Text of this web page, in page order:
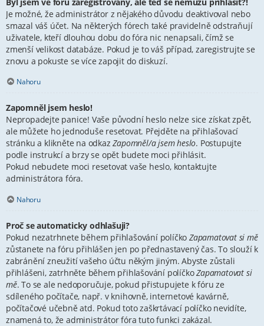
Je možné, že administrátor z nějakého důvodu deaktivoval nebo
smazal váš účet. Na některých fórech také pravidelně odstraňují
uživatele, kteří dlouhou dobu do fóra nic nenapsali, čímž se
zmenší velikost databáze. Pokud je to váš případ, zaregistrujte se
znovu a pokuste se více zapojit do diskuzí.
Nahoru
Zapomněl jsem heslo!
Nepropadejte panice! Vaše původní heslo nelze sice získat zpět,
ale můžete ho jednoduše resetovat. Přejděte na přihlašovací
stránku a klikněte na odkazZapomněl/a jsem heslo. Postupujte
podle instrukcí a brzy se opět budete moci přihlásit.
Pokud nebudete moci resetovat vaše heslo, kontaktujte
administrátora fóra.
Nahoru
Proč se automaticky odhlašuji?
Pokud nezatrhnete během přihlašování políčko Zapamatovat si mě
zůstanete na fóru přihlášen jen po přednastavený čas. To slouží k
zabránění zneužití vašeho účtu někým jiným. Abyste zůstali
přihlášeni, zatrhněte během přihlašování políčkoZapamatovat si
mě. To se ale nedoporučuje, pokud přistupujete k fóru ze
sdíleného počítače, např. v knihovně, internetové kavárně,
počítačové učebně atd. Pokud toto zaškrtávací políčko nevidíte,
znamená to, že administrátor fóra tuto funkci zakázal.